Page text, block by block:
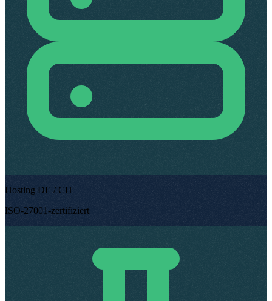
Hosting DE / CH
ISO-27001-zertifiziert